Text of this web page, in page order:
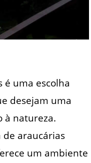
é uma escolha
desejam uma
à natureza.
araucárias
um ambiente